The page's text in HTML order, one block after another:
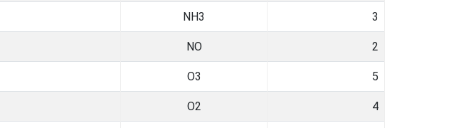
NH3 3
NO 2
O3 5
O2 4